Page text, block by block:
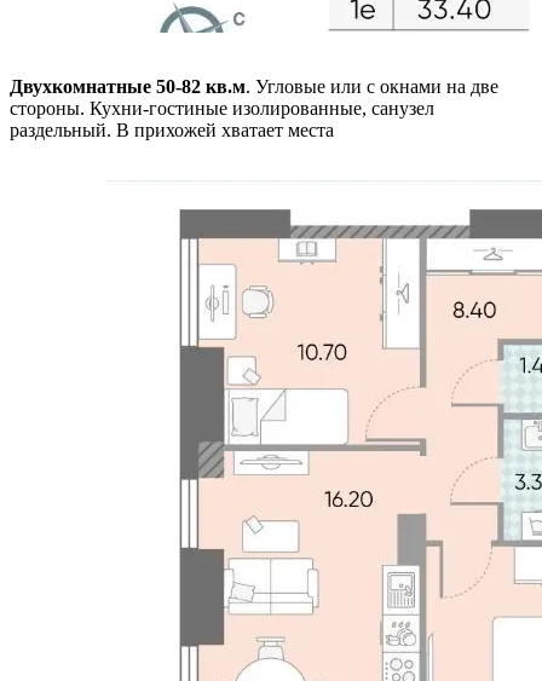
Двухкомнатные 50-82 кв.м. Угловые или с окнами на две
стороны. Кухни-гостиные изолированные, санузел
раздельный. В прихожей хватает места